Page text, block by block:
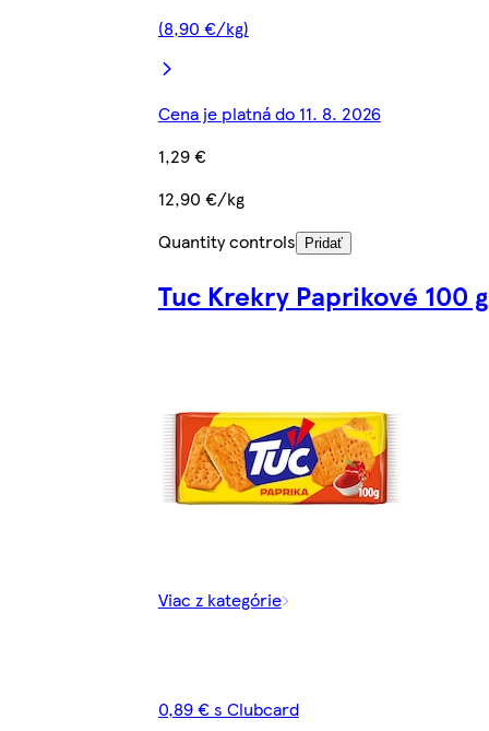
(8,90 €/kg)
Cena je platná do 11. 8. 2026
1,29 €
12,90 €/kg
Quantity controls
Pridať
Tuc Krekry Paprikové 100 g
Viac z kategórie
0,89 € s Clubcard